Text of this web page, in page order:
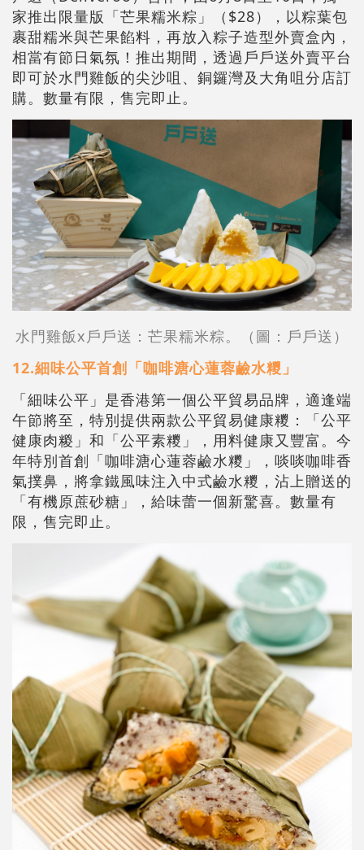
家推出限量版「芒果糯米粽」（$28），以粽葉包
裹甜糯米與芒果餡料，再放入粽子造型外賣盒內，
相當有節日氣氛！推出期間，透過戶戶送外賣平台
即可於水門雞飯的尖沙咀、銅鑼灣及大角咀分店訂
購。數量有限，售完即止。
水門雞飯x戶戶送：芒果糯米粽。（圖：戶戶送）
12.細味公平首創「咖啡溏心蓮蓉鹼水糭」
「細味公平」是香港第一個公平貿易品牌，適逢端
午節將至，特別提供兩款公平貿易健康糭：「公平
健康肉糉」和「公平素糭」，用料健康又豐富。今
年特別首創「咖啡溏心蓮蓉鹼水糭」，啖啖咖啡香
氣撲鼻，將拿鐵風味注入中式鹼水糭，沾上贈送的
「有機原蔗砂糖」，給味蕾一個新驚喜。數量有
限，售完即止。